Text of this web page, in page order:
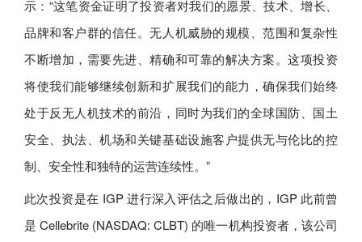
示：“这笔资金证明了投资者对我们的愿景、技术、增长、
品牌和客户群的信任。无人机威胁的规模、范围和复杂性
不断增加，需要先进、精确和可靠的解决方案。这项投资
将使我们能够继续创新和扩展我们的能力，确保我们始终
处于反无人机技术的前沿，同时为我们的全球国防、国土
安全、执法、机场和关键基础设施客户提供无与伦比的控
制、安全性和独特的运营连续性。”
此次投资是在 IGP 进行深入评估之后做出的，IGP 此前曾
是 Cellebrite (NASDAQ: CLBT) 的唯一机构投资者，该公司